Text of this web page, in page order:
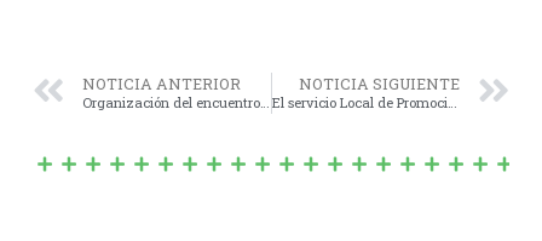
NOTICIA ANTERIOR
Organización del encuentro regional en el marco de educación secundaria.
NOTICIA SIGUIENTE
El servicio Local de Promoción y Protección de Derechos de Niñas, Niños y Adolescentes de Navarro, que encabeza Graciela Pelosso, participó de un zoom .